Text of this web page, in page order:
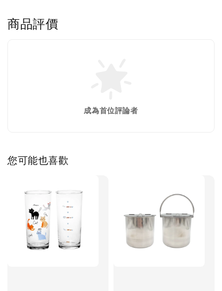
商品評價
成為首位評論者
您可能也喜歡